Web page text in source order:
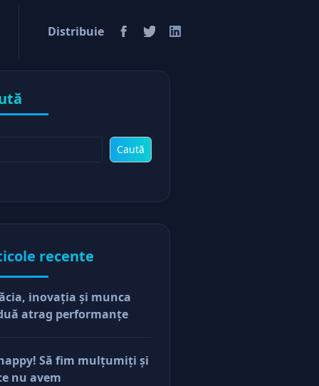
Distribuie
Caută
recente
inovaţia şi munca
atrag performanţe
Să fim mulţumiţi şi
nu avem